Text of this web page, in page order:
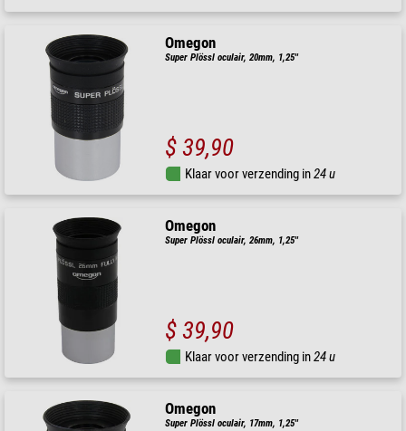
Omegon
Super Plössl oculair, 20mm, 1,25''
$ 39,90
Klaar voor verzending in24 u
Omegon
Super Plössl oculair, 26mm, 1,25''
$ 39,90
Klaar voor verzending in24 u
Omegon
Super Plössl oculair, 17mm, 1,25''